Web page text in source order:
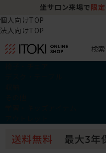
坐サロン来場で 限
個人向けTOP
法人向けTOP
検索